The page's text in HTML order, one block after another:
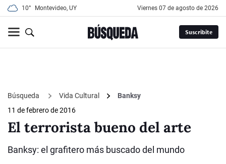
10° Montevideo, UY viernes 07 de agosto de 2026
Suscribite
Búsqueda Vida Cultural
Banksy
11 de febrero de 2016
El terrorista bueno del arte
Banksy: el grafitero más buscado del mundo